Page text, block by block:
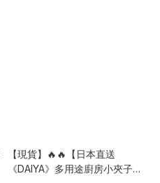
【現貨】🔥🔥【日本直送
《DAIYA》多用途廚房小夾子】4